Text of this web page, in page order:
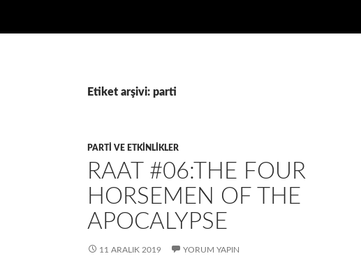
Etiket arşivi: parti
PARTI VE ETKINLIKLER
RAAT #06:THE FOUR
HORSEMEN OF THE
APOCALYPSE
11 ARALIK 2019 YORUM YAPIN